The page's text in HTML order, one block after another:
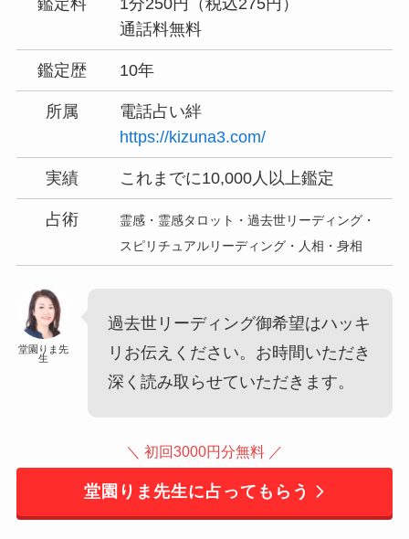
鑑定料
1分250円（税込275円）
通話料無料
鑑定歴 10年
所属
電話占い絆
https://kizuna3.com/
実績 これまでに10,000人以上鑑定
占術
霊感・霊感タロット・過去世リーディング・
スピリチュアルリーディング・人相・身相
堂園りま先
生
過去世リーディング御希望はハッキ
リお伝えください。お時間いただき
深く読み取らせていただきます。
＼ 初回3000円分無料 ／
堂園りま先生に占ってもらう